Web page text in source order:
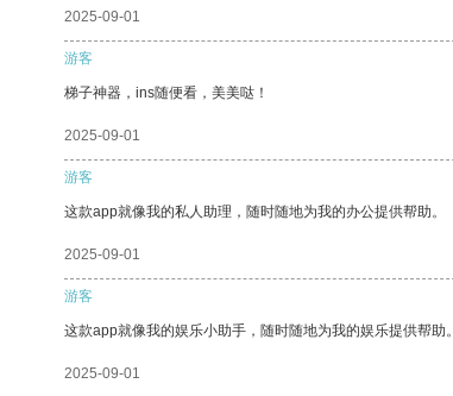
2025-09-01
游客
梯子神器，ins随便看，美美哒！
2025-09-01
游客
这款app就像我的私人助理，随时随地为我的办公提供帮助。
2025-09-01
游客
这款app就像我的娱乐小助手，随时随地为我的娱乐提供帮助。
2025-09-01